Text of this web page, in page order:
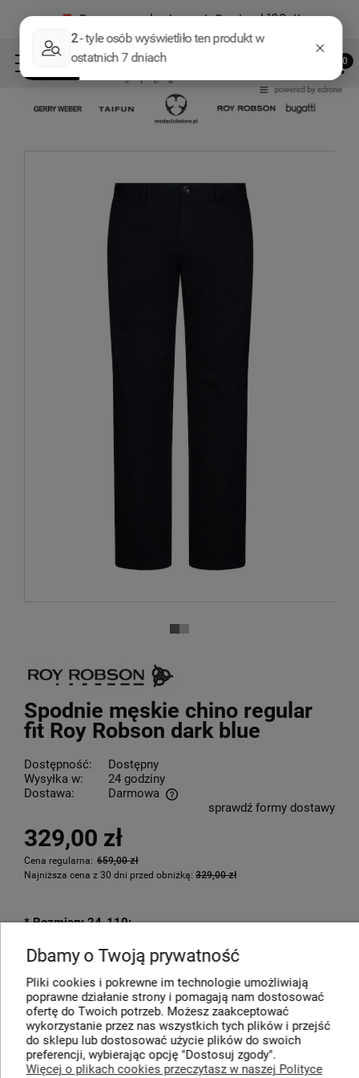
Darmowa dostawa InPost od 199zł!
Spodnie męskie chino regular
fit Roy Robson dark blue
Dostępność:
Dostępny
Wysyłka w:
24 godziny
Dostawa:
Darmowa
Cena nie zawiera ewentualnych kosztów płatnościsprawdź formy dostawy
329,00 zł
Cena regularna: 659,00 zł
Najniższa cena z 30 dni przed obniżką: 329,00 zł
*Rozmiary 24-110:
56
DO KOSZYKA
Dbamy o Twoją prywatność
Pliki cookies i pokrewne im technologie umożliwiają
poprawne działanie strony i pomagają nam dostosować
ofertę do Twoich potrzeb. Możesz zaakceptować
wykorzystanie przez nas wszystkich tych plików i przejść
do sklepu lub dostosować użycie plików do swoich
preferencji, wybierając opcję "Dostosuj zgody".
Więcej o plikach cookies przeczytasz w naszej Polityce